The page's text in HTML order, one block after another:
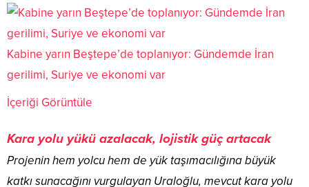
Kabine yarın Beştepe’de toplanıyor: Gündemde İran
gerilimi, Suriye ve ekonomi var
İçeriği Görüntüle
Kara yolu yükü azalacak, lojistik güç artacak
Projenin hem yolcu hem de yük taşımacılığına büyük
katkı sunacağını vurgulayan Uraloğlu, mevcut kara yolu